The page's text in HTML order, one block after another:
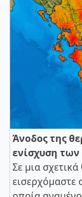
Άνοδος της
ενίσχυση
Σε μια
εισερχόμαστε